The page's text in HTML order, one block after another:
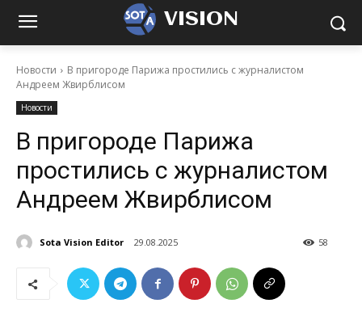
VISION
Новости
В пригороде Парижа простились с журналистом
Андреем Жвирблисом
Новости
В пригороде Парижа
простились с журналистом
Андреем Жвирблисом
Sota Vision Editor 29.08.2025 58